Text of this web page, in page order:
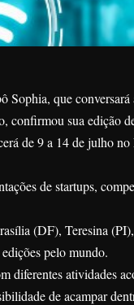
Sophia, que
confirmou sua edição
de 9 a 14 de julho
de startups,
(DF), Teresina
pelo mundo.
diferentes atividades
de acampar